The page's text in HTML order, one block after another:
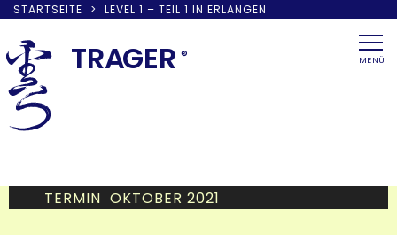
STARTSEITE > LEVEL 1 – TEIL 1 IN ERLANGEN
to
content
TRAGER ® MENÜ
TERMIN OKTOBER 2021